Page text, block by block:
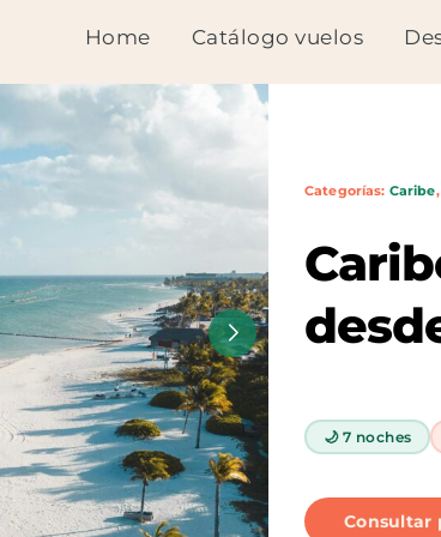
Home Catálogo vuelos
Categorías: Caribe,
🌙 7 noches
Consultar